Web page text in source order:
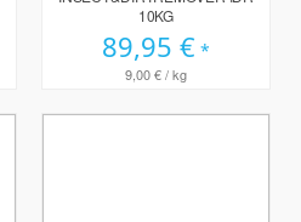
10KG
89,95 €
9,00 €/ kg